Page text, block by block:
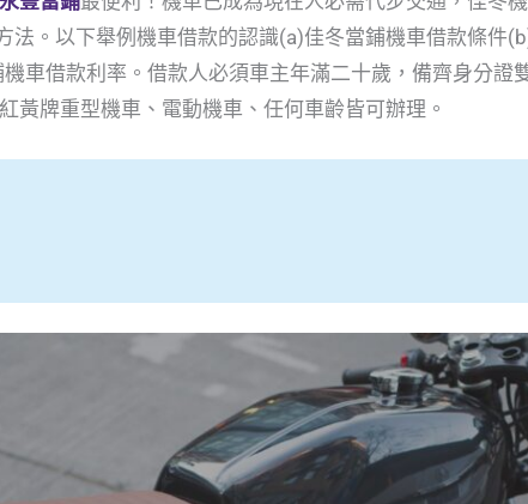
法。以下舉例機車借款的認識(a)佳冬當鋪機車借款條件
車借款利率。借款人必須車主年滿二十歲，備齊身分證
黃牌重型機車、電動機車、任何車齡皆可辦理。